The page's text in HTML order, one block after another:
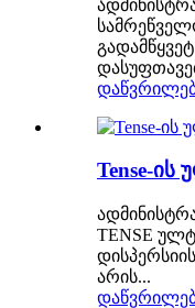
Tense-
TENSE
არის...